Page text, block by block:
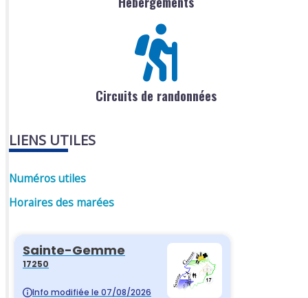
Circuits de randonnées
LIENS UTILES
Numéros utiles
Horaires des marées